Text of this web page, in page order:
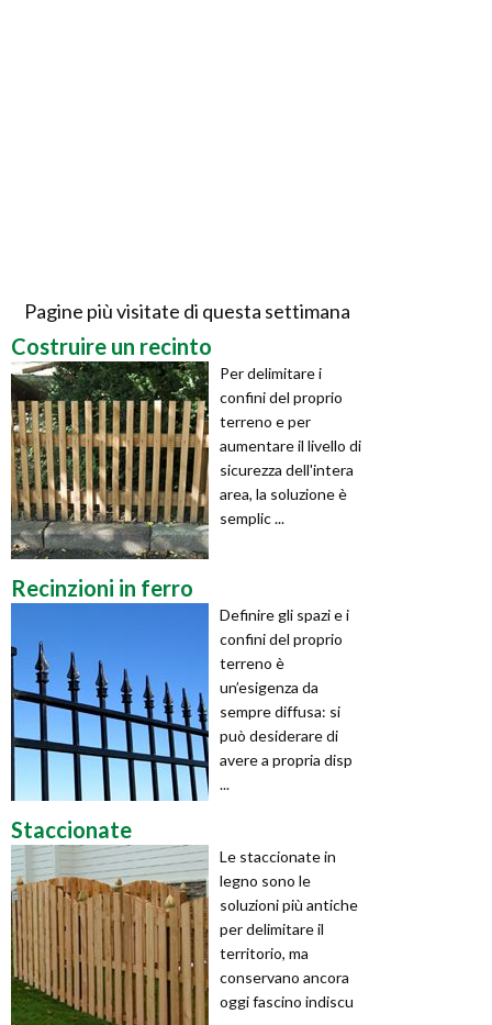
Pagine più visitate di questa settimana
Costruire un recinto
Per delimitare i
confini del proprio
terreno e per
aumentare il livello di
sicurezza dell'intera
area, la soluzione è
semplic ...
Recinzioni in ferro
Definire gli spazi e i
confini del proprio
terreno è
un’esigenza da
sempre diffusa: si
può desiderare di
avere a propria disp
...
Staccionate
Le staccionate in
legno sono le
soluzioni più antiche
per delimitare il
territorio, ma
conservano ancora
oggi fascino indiscu